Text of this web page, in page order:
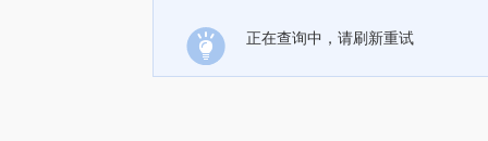
正在查询中，请刷新重试